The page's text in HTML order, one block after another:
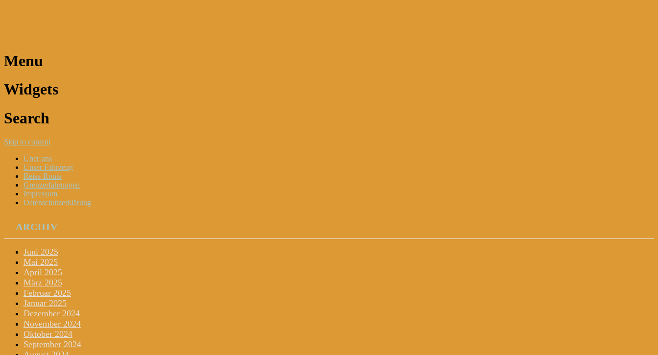
Menu
Widgets
Search
Skip to content
Über uns
Unser Fahrzeug
Reise-Route
Grenzerfahrungen
Impressum
Datenschutzerklärung
ARCHIV
Juni 2025
Mai 2025
April 2025
März 2025
Februar 2025
Januar 2025
Dezember 2024
November 2024
Oktober 2024
September 2024